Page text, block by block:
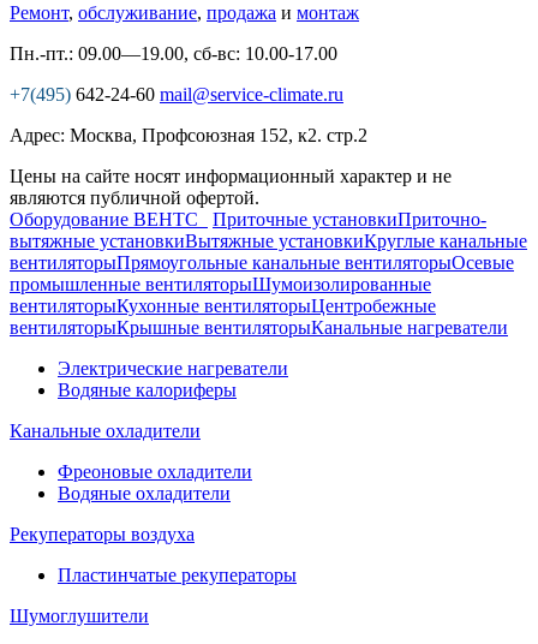
Ремонт, обслуживание, продажа и монтаж
Пн.-пт.: 09.00—19.00, сб-вс: 10.00-17.00
+7(495) 642-24-60 mail@service-climate.ru
Адрес: Москва, Профсоюзная 152, к2. стр.2
Цены на сайте носят информационный характер и не
являются публичной офертой.
Оборудование ВЕНТС
Приточные установкиПриточно-
вытяжные установкиВытяжные установкиКруглые канальные
вентиляторыПрямоугольные канальные вентиляторыОсевые
промышленные вентиляторыШумоизолированные
вентиляторыКухонные вентиляторыЦентробежные
вентиляторыКрышные вентиляторыКанальные нагреватели
Электрические нагреватели
Водяные калориферы
Канальные охладители
Фреоновые охладители
Водяные охладители
Рекуператоры воздуха
Пластинчатые рекуператоры
Шумоглушители